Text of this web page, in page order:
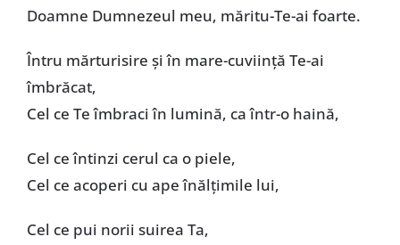
Doamne Dumnezeul meu, măritu-Te-ai foarte.
Întru mărturisire și în mare-cuviință Te-ai
îmbrăcat,
Cel ce Te îmbraci în lumină, ca într-o haină,
Cel ce întinzi cerul ca o piele,
Cel ce acoperi cu ape înălțimile lui,
Cel ce pui norii suirea Ta,